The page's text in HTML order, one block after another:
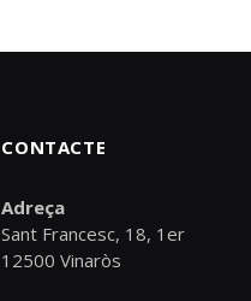
CONTACTE
Adreça
Sant Francesc, 18, 1er
12500 Vinaròs